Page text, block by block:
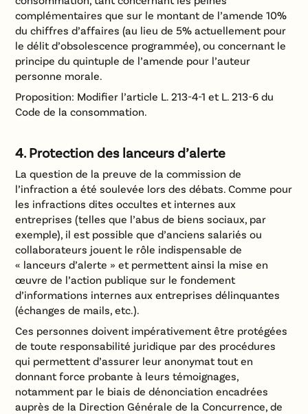
complémentaires que sur le montant de l’amende 10%
du chiffres d’affaires (au lieu de 5% actuellement pour
le délit d’obsolescence programmée), ou concernant le
principe du quintuple de l’amende pour l’auteur
personne morale.
Proposition: Modifier l’article L. 213-4-1 et L. 213-6 du
Code de la consommation.
4. Protection des lanceurs d’alerte
La question de la preuve de la commission de
l’infraction a été soulevée lors des débats. Comme pour
les infractions dites occultes et internes aux
entreprises (telles que l’abus de biens sociaux, par
exemple), il est possible que d’anciens salariés ou
collaborateurs jouent le rôle indispensable de
« lanceurs d’alerte » et permettent ainsi la mise en
œuvre de l’action publique sur le fondement
d’informations internes aux entreprises délinquantes
(échanges de mails, etc.).
Ces personnes doivent impérativement être protégées
de toute responsabilité juridique par des procédures
qui permettent d’assurer leur anonymat tout en
donnant force probante à leurs témoignages,
notamment par le biais de dénonciation encadrées
auprès de la Direction Générale de la Concurrence, de